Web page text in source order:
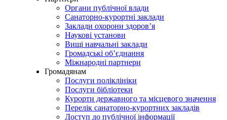
Органи публічної влади
Санаторно-курортні заклади
Заклади охорони здоров’я
Наукові установи
Вищі навчальні заклади
Громадські об’єднання
Міжнародні партнери
Громадянам
Послуги поліклініки
Послуги бібліотеки
Курорти державного та місцевого значення
Перелік санаторно-курортних закладів
Доступ до публічної інформації